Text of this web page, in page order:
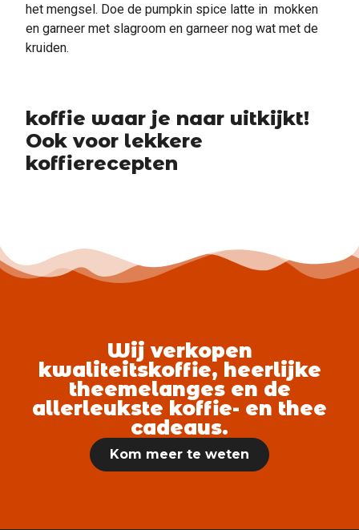
het mengsel. Doe de pumpkin spice latte in mokken
en garneer met slagroom en garneer nog wat met de
kruiden.
koffie waar je naar uitkijkt!
Ook voor lekkere
koffierecepten
Wij verkopen
kwaliteitskoffie, heerlijke
theemelanges en de
allerleukste koffie- en thee
cadeaus.
Kom meer te weten